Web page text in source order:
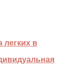
легких в